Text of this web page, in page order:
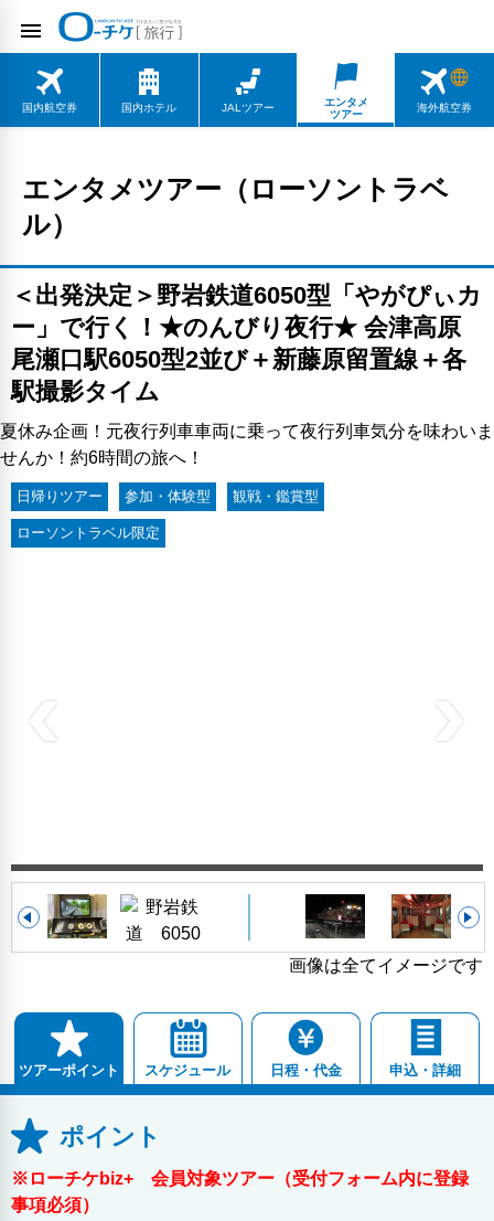
国内航空券 国内ホテル JALツアー
エンタメ
ツアー
海外航空券
エンタメツアー（ローソントラベ
ル）
＜出発決定＞野岩鉄道6050型「やがぴぃカ
ー」で行く！★のんびり夜行★ 会津高原
尾瀬口駅6050型2並び＋新藤原留置線＋各
駅撮影タイム
夏休み企画！元夜行列車車両に乗って夜行列車気分を味わいま
せんか！約6時間の旅へ！
日帰りツアー 参加・体験型 観戦・鑑賞型
ローソントラベル限定
画像は全てイメージです
ツアーポイント スケジュール 日程・代金 申込・詳細
ポイント
※ローチケbiz+ 会員対象ツアー（受付フォーム内に登録
事項必須）